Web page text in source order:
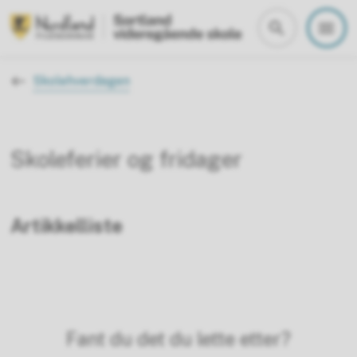
Du er her:Skolehverdagen
Skoleferier og fridager
Artikkelliste
Fant du det du lette etter?